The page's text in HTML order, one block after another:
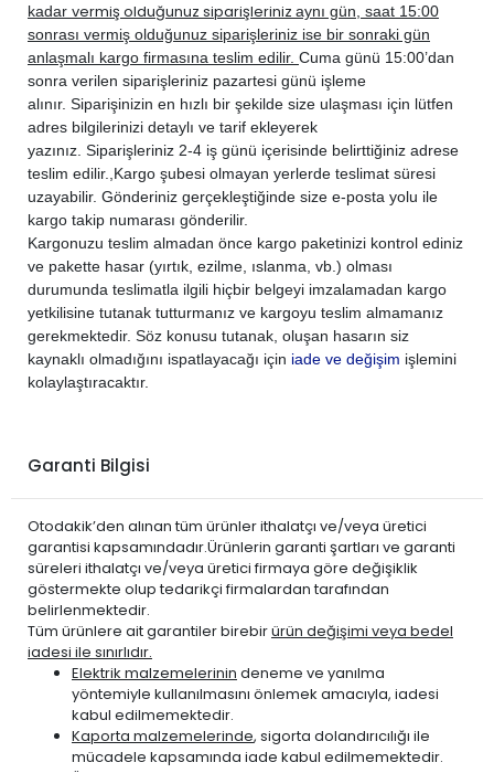
kadar vermiş olduğunuz siparişleriniz aynı gün, saat 15:00
sonrası vermiş olduğunuz siparişleriniz ise bir sonraki gün
anlaşmalı kargo firmasına teslim edilir. Cuma günü 15:00’dan
sonra verilen siparişleriniz pazartesi günü işleme
alınır. Siparişinizin en hızlı bir şekilde size ulaşması için lütfen
adres bilgilerinizi detaylı ve tarif ekleyerek
yazınız. Siparişleriniz 2-4 iş günü içerisinde belirttiğiniz adrese
teslim edilir., Kargo şubesi olmayan yerlerde teslimat süresi
uzayabilir. Gönderiniz gerçekleştiğinde size e-posta yolu ile
kargo takip numarası gönderilir.
Kargonuzu teslim almadan önce kargo paketinizi kontrol ediniz
ve pakette hasar (yırtık, ezilme, ıslanma, vb.) olması
durumunda teslimatla ilgili hiçbir belgeyi imzalamadan kargo
yetkilisine tutanak tutturmanız ve kargoyu teslim almamanız
gerekmektedir. Söz konusu tutanak, oluşan hasarın siz
kaynaklı olmadığını ispatlayacağı için iade ve değişim işlemini
kolaylaştıracaktır.
Garanti Bilgisi
Otodakik’den alınan tüm ürünler ithalatçı ve/veya üretici
garantisi kapsamındadır.Ürünlerin garanti şartları ve garanti
süreleri ithalatçı ve/veya üretici firmaya göre değişiklik
göstermekte olup tedarikçi firmalardan tarafından
belirlenmektedir.
Tüm ürünlere ait garantiler birebirürün değişimi veya bedel
iadesi ile sınırlıdır.
Elektrik malzemelerinin deneme ve yanılma
yöntemiyle kullanılmasını önlemek amacıyla, iadesi
kabul edilmemektedir.
Kaporta malzemelerinde, sigorta dolandırıcılığı ile
mücadele kapsamında iade kabul edilmemektedir.